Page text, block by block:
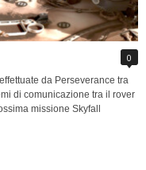
0
da Perseverance tra
di comunicazione tra il rover
missione Skyfall